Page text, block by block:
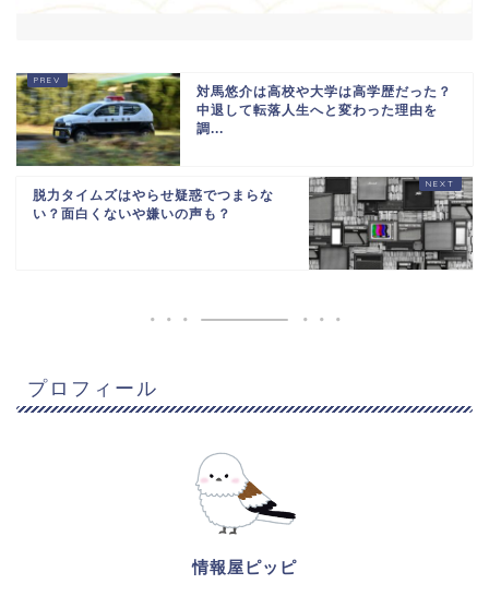
対馬悠介は高校や大学は高学歴だった？
中退して転落人生へと変わった理由を
調...
脱力タイムズはやらせ疑惑でつまらな
い？面白くないや嫌いの声も？
プロフィール
情報屋ピッピ